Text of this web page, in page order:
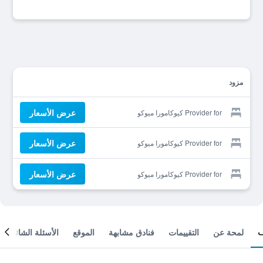
مزود
Provider for كيوكامورا ميوكو عرض الأسعار
Provider for كيوكامورا ميوكو عرض الأسعار
Provider for كيوكامورا ميوكو عرض الأسعار
لمحة عن التقييمات فنادق مشابهة الموقع الأسئلة الشائعة